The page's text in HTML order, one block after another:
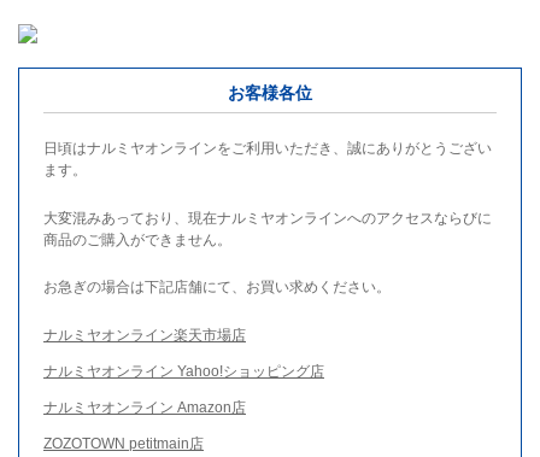
お客様各位
日頃はナルミヤオンラインをご利用いただき、誠にありがとうござい
ます。
大変混みあっており、現在ナルミヤオンラインへのアクセスならびに
商品のご購入ができません。
お急ぎの場合は下記店舗にて、お買い求めください。
ナルミヤオンライン楽天市場店
ナルミヤオンライン Yahoo!ショッピング店
ナルミヤオンライン Amazon店
ZOZOTOWN petitmain店